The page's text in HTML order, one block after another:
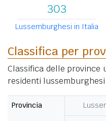
303
Lussemburghesi in Italia
Classifica per
Classifica delle province
residenti lussemburghesi
Provincia